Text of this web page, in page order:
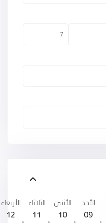
الأحد
09
الأثنين
10
الثلاثاء
11
الأربعاء
12